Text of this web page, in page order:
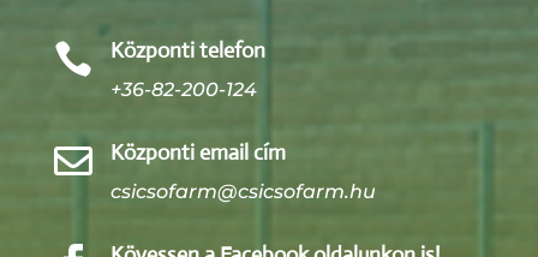
 Központi telefon
+36-82-200-124
 Központi email cím
csicsofarm@csicsofarm.hu